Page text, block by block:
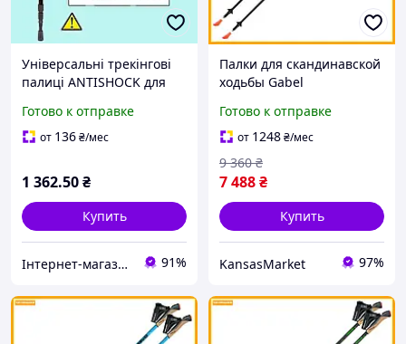
Універсальні трекінгові
палиці ANTISHOCK для
легкі телескопічні 65-135
см
Готово к отправке
от 136₴/мес
1 362.50₴
Купить
Інтернет-магазин Mike Shop of Home 91%
Палки для скандинавской
ходьбы Gabel
черные для тренировок и
активного отдыха
Готово к отправке
от 1248₴/мес
7 488₴
9 360 ₴
Купить
KansasMarket 97%